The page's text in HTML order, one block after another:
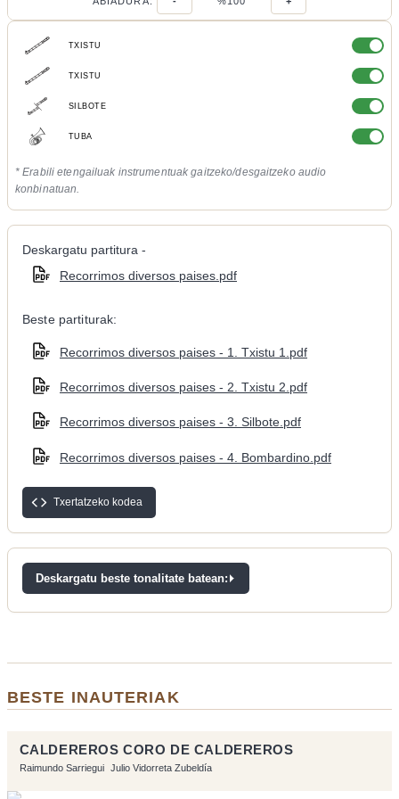
TXISTU
TXISTU
SILBOTE
TUBA
* Erabili etengailuak instrumentuak gaitzeko/desgaitzeko audio
konbinatuan.
Deskargatu partitura -
Recorrimos diversos paises.pdf
Beste partiturak:
Recorrimos diversos paises - 1. Txistu 1.pdf
Recorrimos diversos paises - 2. Txistu 2.pdf
Recorrimos diversos paises - 3. Silbote.pdf
Recorrimos diversos paises - 4. Bombardino.pdf
Txertatzeko kodea
Deskargatu beste tonalitate batean:
BESTE INAUTERIAK
CALDEREROS CORO DE CALDEREROS
Raimundo Sarriegui Julio Vidorreta Zubeldía